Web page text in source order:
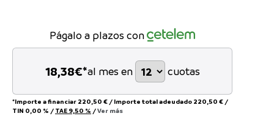
Págalo a plazos con
18,38€*al mes en cuotas
*Importe a financiar 220,50 € / Importe total adeudado 220,50 € /
TIN 0,00 % / TAE 9,50 % /Ver más